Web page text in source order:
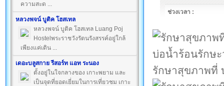
ความสะด ...
หลวงพจน์ บูติค โฮสเทล
หลวงพจน์ บูติค โฮสเทล Luang Poj
Hostelพระราชวังรัตนรังสรรค์อยู่ใกล้
เพียงแค่เดิน ...
เดอะบลูสกาย รีสอร์ท แอท ระนอง
ตั้งอยู่ในใจกลางของ เกาะพยาม และ
เป็นจุดที่ยอดเยี่ยมในการเที่ยวชม เกาะ
ช่วงเวลา :
รักษาสุขภาพที่